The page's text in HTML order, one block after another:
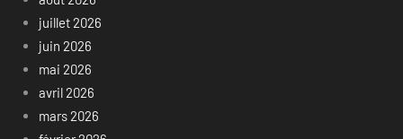
juillet 2026
juin 2026
mai 2026
avril 2026
mars 2026